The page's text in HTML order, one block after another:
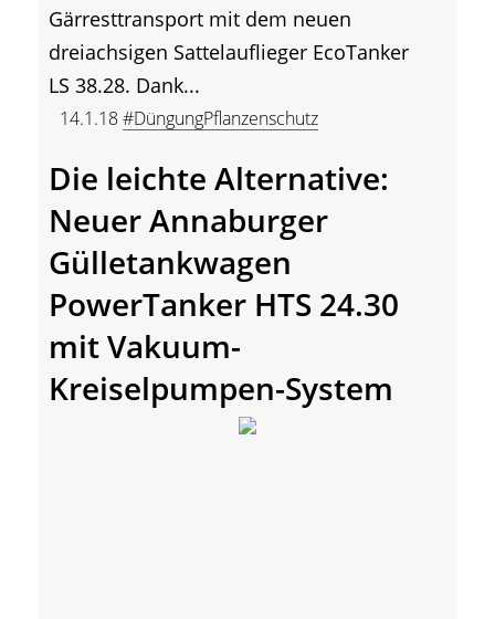
Gärresttransport mit dem neuen
dreiachsigen Sattelauflieger EcoTanker
LS 38.28. Dank...
14.1.18#DüngungPflanzenschutz
Die leichte Alternative:
Neuer Annaburger
Gülletankwagen
PowerTanker HTS 24.30
mit Vakuum-
Kreiselpumpen-System